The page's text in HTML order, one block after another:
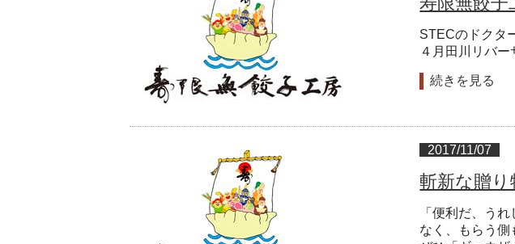
STECのドクタ
４月田川リバー
続きを見る
2017/11/07
斬新な贈
「便利だ、う
なく、もらう側